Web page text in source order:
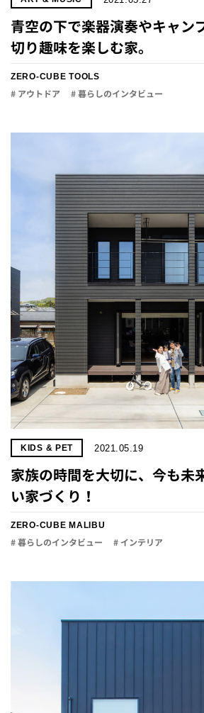
青空の下で楽器演奏やキャン
切り趣味を楽しむ家。
ZERO-CUBE TOOLS
# アウトドア # 暮らしのインタビュー
KIDS & PET 2021.05.19
家族の時間を大切に、今も未
い家づくり！
ZERO-CUBE MALIBU
# 暮らしのインタビュー # インテリア